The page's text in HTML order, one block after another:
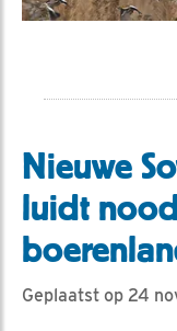
Nieuwe
luidt
Geplaatst op 24